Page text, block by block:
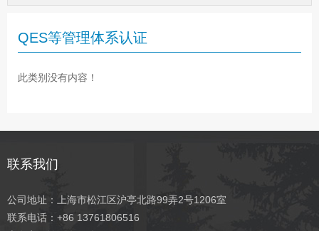
QES等管理体系认证
此类别没有内容！
联系我们
公司地址：上海市松江区沪亭北路99弄2号1206室
联系电话：+86 13761806516